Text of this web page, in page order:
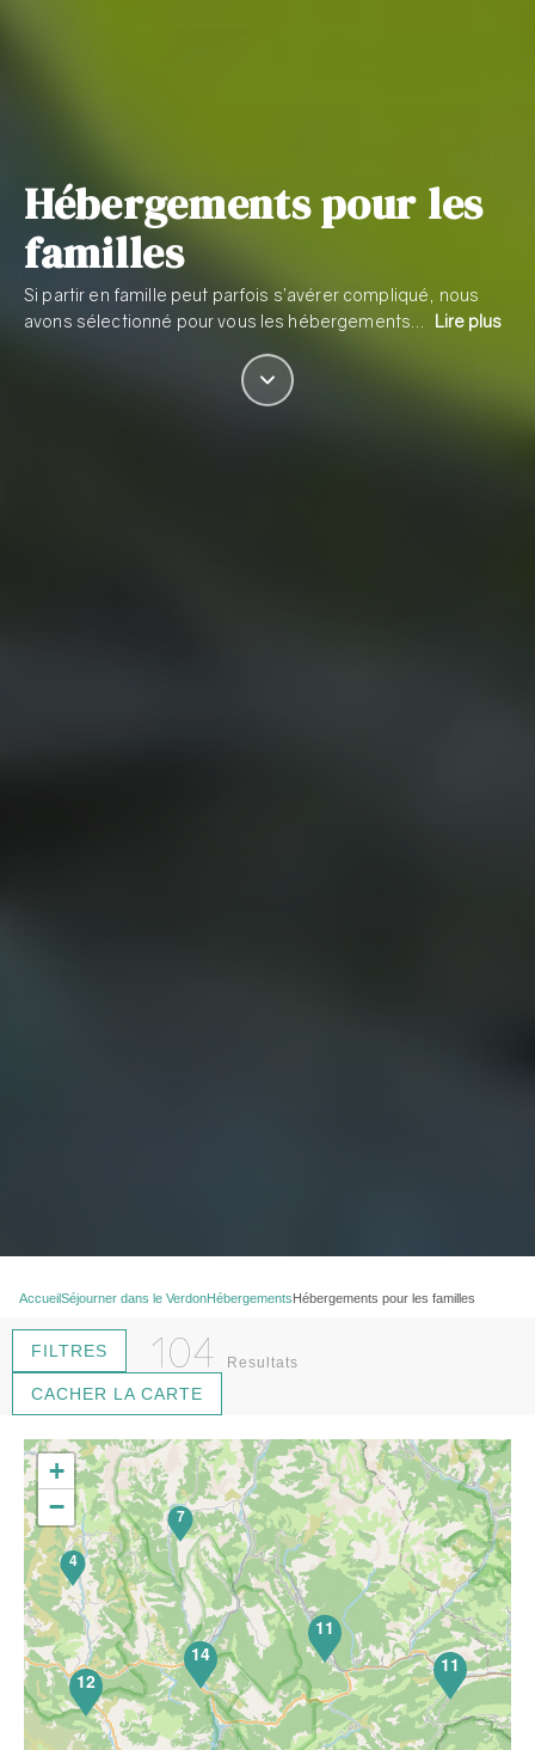
Hébergements pour les
familles
Si partir en famille peut parfois s’avérer compliqué, nous
avons sélectionné pour vous les hébergements…
Lire plus
AccueilSéjourner dans le VerdonHébergementsHébergements pour les familles
FILTRES 104 Resultats
CACHER LA CARTE
11
4
12
14
11
7
+
−